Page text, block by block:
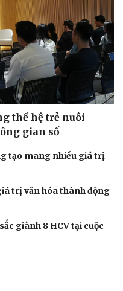
thế hệ trẻ nuôi
gian số
tạo mang nhiều giá trị
trị văn hóa thành động
giành 8 HCV tại cuộc